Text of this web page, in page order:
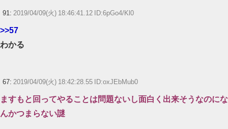
91: 2019/04/09(火) 18:46:41.12 ID:6pGo4/Kl0
>>57
わかる
67: 2019/04/09(火) 18:42:28.55 ID:oxJEbMub0
ますもと回ってやることは問題ないし面白く出来そうなのにな
んかつまらない謎